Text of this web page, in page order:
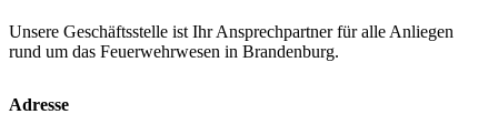
Unsere Geschäftsstelle ist Ihr Ansprechpartner für alle Anliegen
rund um das Feuerwehrwesen in Brandenburg.
Adresse